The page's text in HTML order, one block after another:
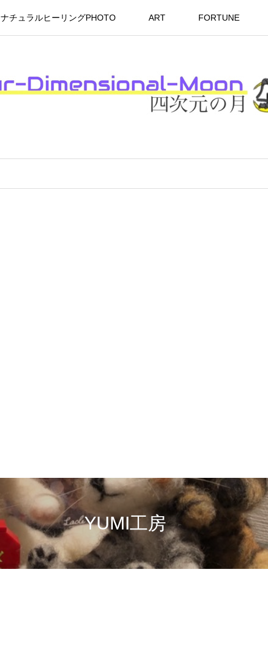
ナチュラルヒーリングPHOTO ART FORTUNE
YUMI工房